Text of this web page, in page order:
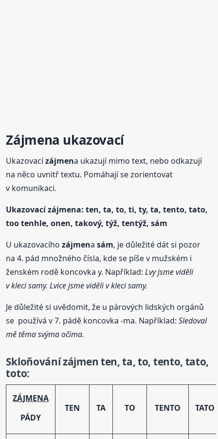
Zájmena ukazovací
Ukazovacízájmena ukazují mimo text, nebo odkazují
na něco uvnitř textu. Pomáhají se zorientovat
v komunikaci.
Ukazovacízájmena: ten, ta, to, ti, ty, ta, tento, tato,
too tenhle, onen, takový, týž, tentýž, sám
U ukazovacíhozájmenasám, je důležité dát si pozor
na 4. pád množného čísla, kde se píše v mužském i
ženském rodě koncovka y. Například:Lvy jsme viděli
v kleci samy. Lvice jsme viděli v kleci samy.
Je důležité si uvědomit, že u párových lidských orgánů
se používá v 7. pádě koncovka -ma. Například:Sledoval
mě těma svýma očima.
Skloňovánízájmen ten, ta, to, tento, tato,
toto:
ZÁJMENA
PÁDY
TEN TA TO TENTO TATO